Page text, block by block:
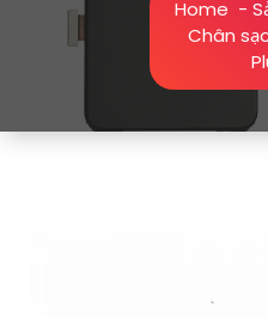
Home -
Chân